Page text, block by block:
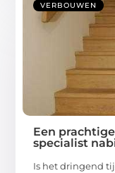
VERBOUWEN
Een
specialist
Is het dringend